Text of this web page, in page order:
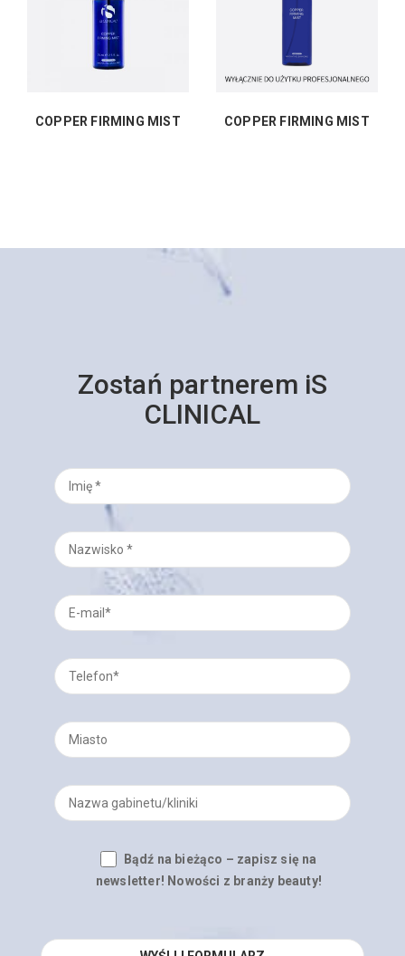
COPPER FIRMING MIST COPPER FIRMING MIST
Zostań partnerem iS
CLINICAL
Bądź na bieżąco – zapisz się na
newsletter! Nowości z branży beauty!